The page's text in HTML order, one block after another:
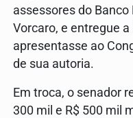
assessores do Banco
Vorcaro, e entregue
apresentasse ao
de sua autoria.
Em troca, o senador
300 mil e R$ 500 mil